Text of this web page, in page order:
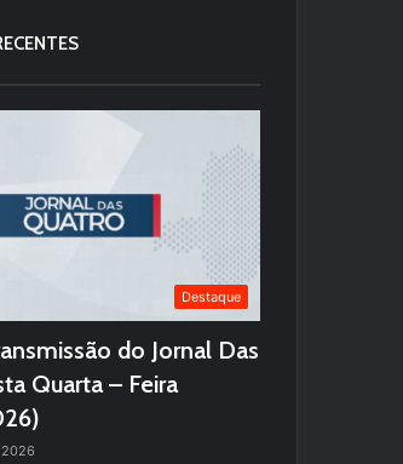
Destaque
do Jornal Das
Quarta – Feira